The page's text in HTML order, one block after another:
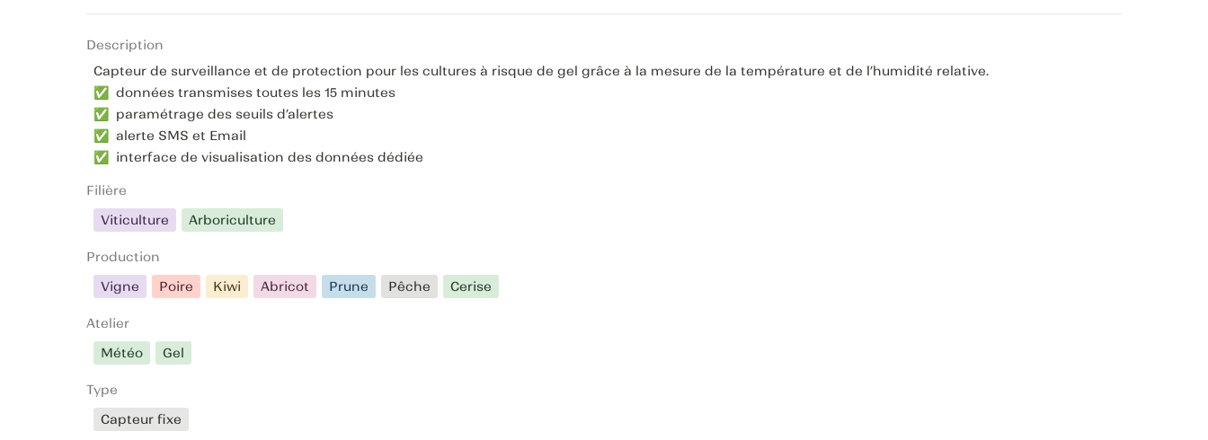
Description
Capteur de surveillance et de protection pour les cultures à risque de gel grâce à la mesure de la température et de l’humidité relative.
✅  données transmises toutes les 15 minutes
✅  paramétrage des seuils d’alertes
✅  alerte SMS et Email
✅  interface de visualisation des données dédiée
Filière
Viticulture
Arboriculture
Production
Vigne
Poire Kiwi Abricot Prune Pêche Cerise
Atelier
Météo
Gel
Type
Capteur fixe